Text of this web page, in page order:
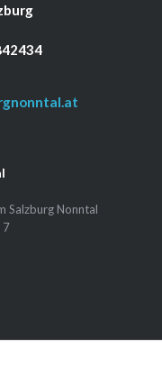
Salzburg Nonntal
7